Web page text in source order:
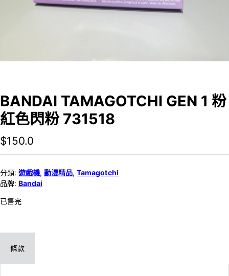
BANDAI TAMAGOTCHI GEN 1 粉
紅色閃粉 731518
$150.0
分類: 遊戲機, 動漫精品, Tamagotchi
品牌: Bandai
已售完
條款